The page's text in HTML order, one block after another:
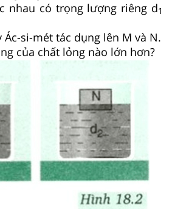
nhau có trọng lượng riêng d1
Ác-si-mét tác dụng lên M và N.
của chất lỏng nào lớn hơn?